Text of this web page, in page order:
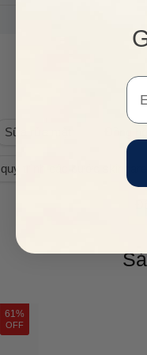
Sữa rửa mặt
quy trình các bước skincare
61%
OFF